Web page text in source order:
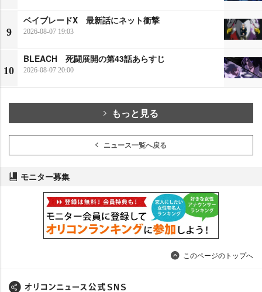
9
ベイブレードX 最新話にネット衝撃
2026-08-07 19:03
10
BLEACH 死闘展開の第43話あらすじ
2026-08-07 20:00
もっと見る
ニュース一覧へ戻る
モニター募集
このページのトップへ